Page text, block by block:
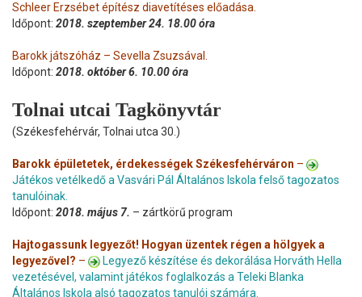
Schleer Erzsébet építész diavetítéses előadása.
Időpont: 2018. szeptember 24. 18.00 óra
Barokk játszóház – Sevella Zsuzsával.
Időpont: 2018. október 6. 10.00 óra
Tolnai utcai Tagkönyvtár
(Székesfehérvár, Tolnai utca 30.)
Barokk épületetek, érdekességek Székesfehérváron –
Játékos vetélkedő a Vasvári Pál Általános Iskola felső tagozatos
tanulóinak.
Időpont: 2018. május 7. – zártkörű program
Hajtogassunk legyezőt! Hogyan üzentek régen a hölgyek a
legyezővel? –
Legyező készítése és dekorálása Horváth Hella
vezetésével, valamint játékos foglalkozás a Teleki Blanka
Általános Iskola alsó tagozatos tanulói számára.